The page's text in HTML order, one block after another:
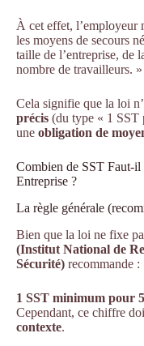
À cet effet, l’employeur
les moyens de secours
taille de l’entreprise, de
nombre de travailleurs. »
Cela signifie que la loi
précis (du type « 1 SST
une obligation de
Combien de SST Faut-il
Entreprise ?
La règle générale
Bien que la loi ne fixe
(Institut National de
Sécurité) recommande :
1 SST minimum pour
Cependant, ce chiffre
contexte.